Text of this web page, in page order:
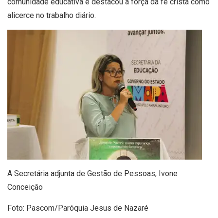
comunidade educativa e destacou a força da fé cristã como
alicerce no trabalho diário.
A Secretária adjunta de Gestão de Pessoas, Ivone
Conceição
Foto: Pascom/Paróquia Jesus de Nazaré